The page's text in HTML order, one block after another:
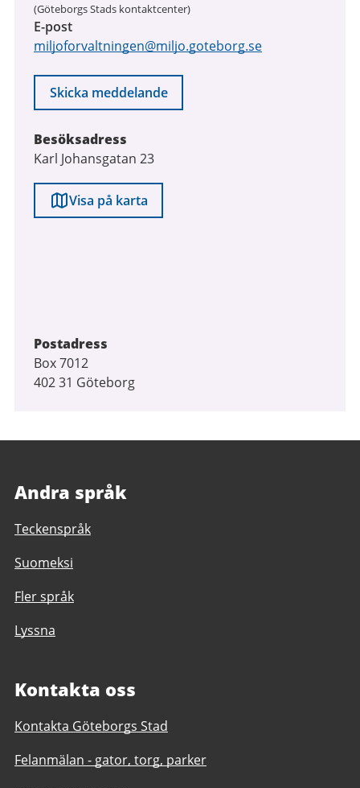
(Göteborgs Stads kontaktcenter)
E-post
miljoforvaltningen@miljo.goteborg.se
Skicka meddelande
Besöksadress
Karl Johansgatan 23
Visa på karta
Postadress
Box 7012
402 31 Göteborg
Andra språk
Teckenspråk
Suomeksi
Fler språk
Lyssna
Kontakta oss
Kontakta Göteborgs Stad
Felanmälan - gator, torg, parker